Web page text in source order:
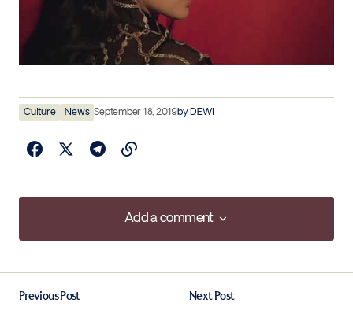
Culture News September 18, 2019by DEWI
Add a comment
Add a comment
Previous Post
Next Post